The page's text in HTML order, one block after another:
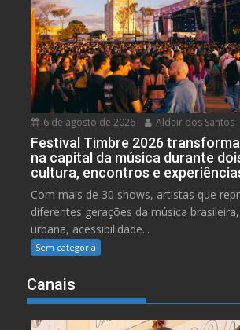
6 de agosto de 2026 Aldair dos Santos
Festival Timbre 2026
na capital da música durante
cultura, encontros e
Com mais de 30 shows, artistas que
diferentes gerações da música
urbana, acessibilidade...
Sem categoria
Canais